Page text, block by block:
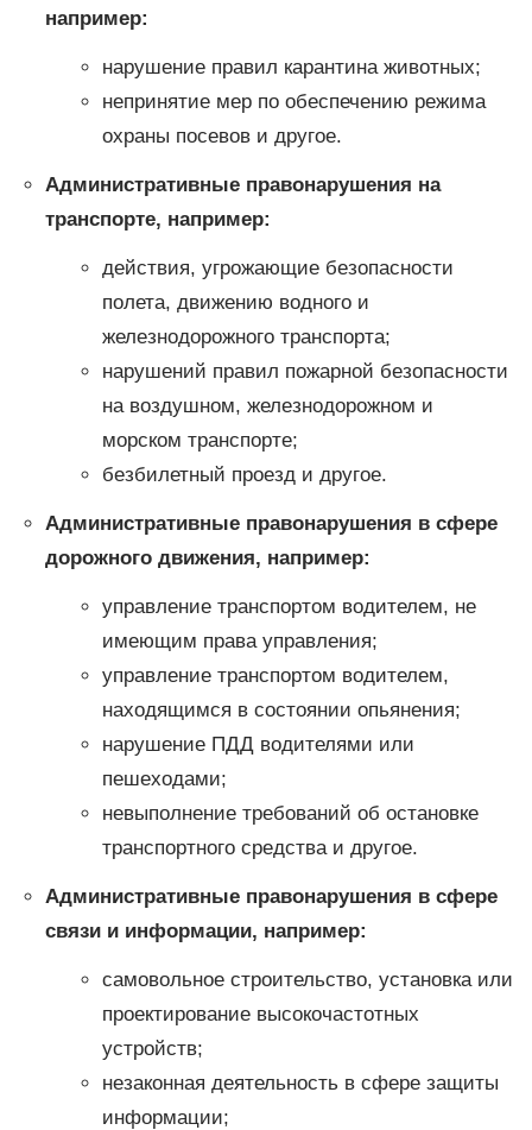
например:
нарушение правил карантина животных;
непринятие мер по обеспечению режима
охраны посевов и другое.
Административные правонарушения на
транспорте, например:
действия, угрожающие безопасности
полета, движению водного и
железнодорожного транспорта;
нарушений правил пожарной безопасности
на воздушном, железнодорожном и
морском транспорте;
безбилетный проезд и другое.
Административные правонарушения в сфере
дорожного движения, например:
управление транспортом водителем, не
имеющим права управления;
управление транспортом водителем,
находящимся в состоянии опьянения;
нарушение ПДД водителями или
пешеходами;
невыполнение требований об остановке
транспортного средства и другое.
Административные правонарушения в сфере
связи и информации, например:
самовольное строительство, установка или
проектирование высокочастотных
устройств;
незаконная деятельность в сфере защиты
информации;